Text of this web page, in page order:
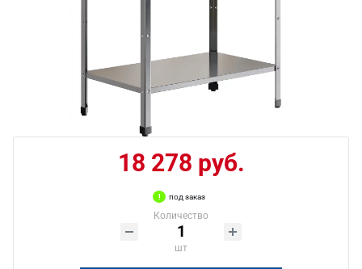
18 278 руб.
под заказ
Количество
шт